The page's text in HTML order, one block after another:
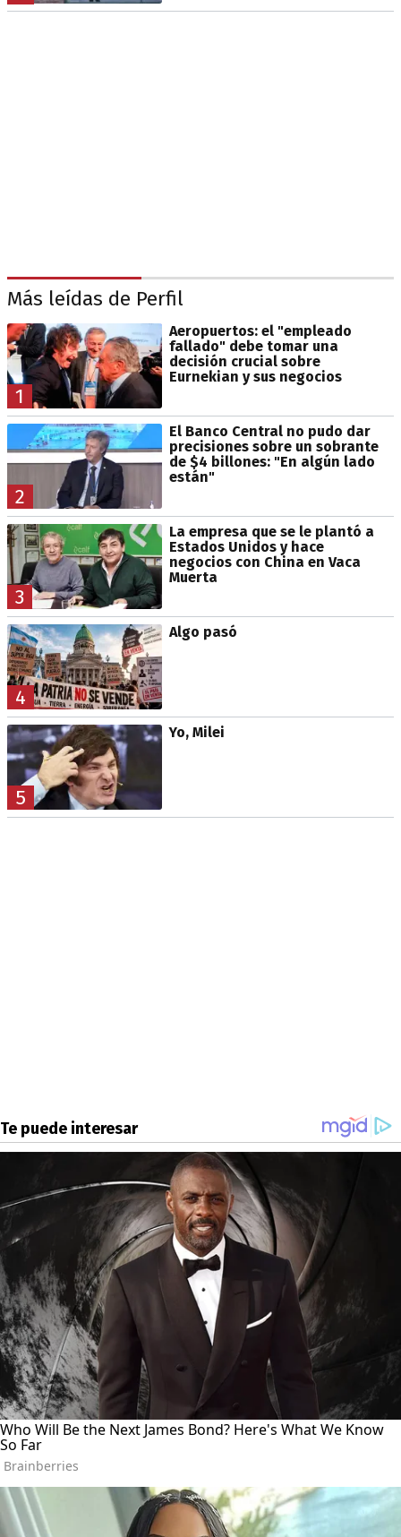
Más leídas de Perfil
1
Aeropuertos: el "empleado
fallado" debe tomar una
decisión crucial sobre
Eurnekian y sus negocios
2
El Banco Central no pudo dar
precisiones sobre un sobrante
de $4 billones: "En algún lado
están"
3
La empresa que se le plantó a
Estados Unidos y hace
negocios con China en Vaca
Muerta
4
Algo pasó
5
Yo, Milei